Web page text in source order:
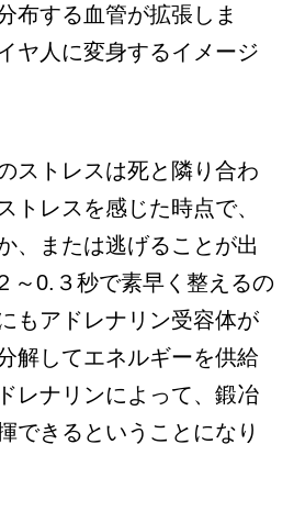
布する血管が拡張しま
ヤ人に変身するイメージ
ストレスは死と隣り合わ
トレスを感じた時点で、
、または逃げることが出
～0.３秒で素早く整えるの
もアドレナリン受容体が
解してエネルギーを供給
レナリンによって、鍛冶
できるということになり